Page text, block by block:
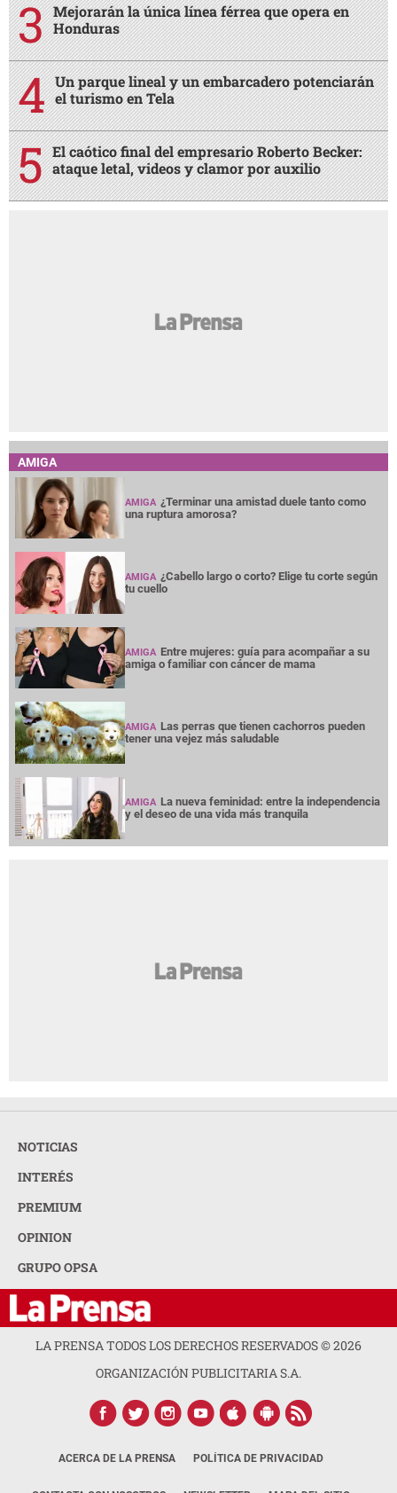
Mejorarán la única línea férrea que opera en
Honduras
Un parque lineal y un embarcadero potenciarán
el turismo en Tela
El caótico final del empresario Roberto Becker:
ataque letal, videos y clamor por auxilio
AMIGA
AMIGA ¿Terminar una amistad duele tanto como
una ruptura amorosa?
AMIGA ¿Cabello largo o corto? Elige tu corte según
tu cuello
AMIGA Entre mujeres: guía para acompañar a su
amiga o familiar con cáncer de mama
AMIGA Las perras que tienen cachorros pueden
tener una vejez más saludable
AMIGA La nueva feminidad: entre la independencia
y el deseo de una vida más tranquila
NOTICIAS
INTERÉS
PREMIUM
OPINION
GRUPO OPSA
LA PRENSA TODOS LOS DERECHOS RESERVADOS ©2026
ORGANIZACIÓN PUBLICITARIA S.A.
ACERCA DE LA PRENSA POLÍTICA DE PRIVACIDAD